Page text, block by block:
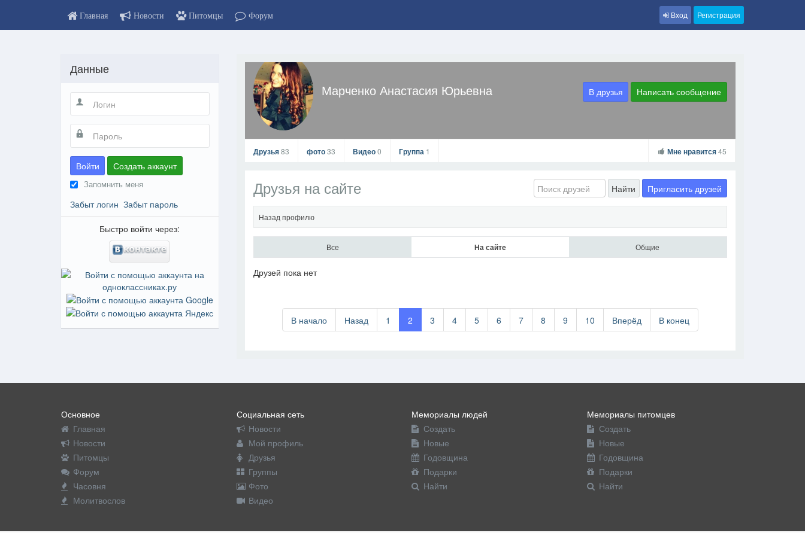
Главная Новости Питомцы Форум Вход Регистрация
Марченко Анастасия Юрьевна В друзья Написать сообщение
Марченко Анастасия Юрьевна
На профиль
Друзья83 фото33 Видео0 Группа 1 Мне нравится45
Друзья на сайте Найти Пригласить друзей
Назад профилю
Все На сайте Общие
Друзей пока нет
В начало Назад 1 2 3 4 5 6 7 8 9 10 Вперёд В конец
Данные
Войти Создать аккаунт
Запомнить меня
Забыт логин Забыт пароль
Быстро войти через:
Основное
Главная
Новости
Питомцы
Форум
Часовня
Молитвослов
Социальная сеть
Новости
Мой профиль
Друзья
Группы
Фото
Видео
Мемориалы людей
Создать
Новые
Годовщина
Подарки
Найти
Мемориалы питомцев
Создать
Новые
Годовщина
Подарки
Найти